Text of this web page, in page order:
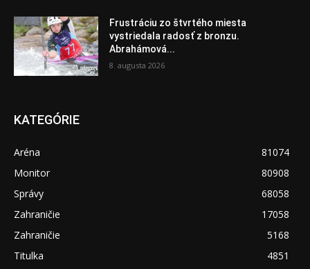
Frustráciu zo štvrtého miesta
vystriedala radosť z bronzu.
Abrahámová...
8. augusta 2026
KATEGÓRIE
Aréna
81074
Monitor
80908
Správy
68058
Zahraničie
17058
Zahraničie
5168
Titulka
4851